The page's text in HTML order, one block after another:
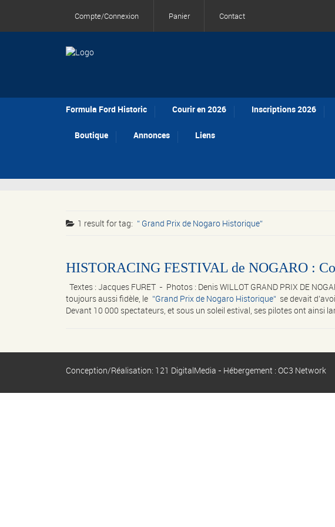
Compte/Connexion Panier Contact
Formula Ford Historic Courir en 2026 Inscriptions 2026
Boutique Annonces Liens
1 result fortag: Grand Prix de Nogaro Historique
HISTORACING FESTIVAL de NOGARO :
Textes : Jacques FURET - Photos : Denis WILLOT GRAND PRIX DE
toujours aussi fidèle, le
Grand Prix de Nogaro Historique
se devait
Devant 10 000 spectateurs, et sous un soleil estival, ses pilotes ont ainsi
Conception/Réalisation: 121 DigitalMedia - Hébergement : OC3 Network